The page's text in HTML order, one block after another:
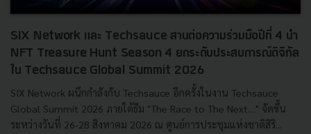
SIX Network และ Techsauce สานต่อความร่วมมือปีที่ 4 นำ
NFT Treasure Hunt Season 4 ยกระดับประสบการณ์ดิจิทัล
ใน Techsauce Global Summit 2026
SIX Network ผนึกกำลังกับ Techsauce อีกครั้งในงาน Techsauce
Global Summit 2026 ภายใต้ธีม "The Race to The Next…" จัดขึ้น
ระหว่างวันที่ 26-28 สิงหาคม 2026 ณ ศูนย์การประชุมแห่งชาติสิริ...